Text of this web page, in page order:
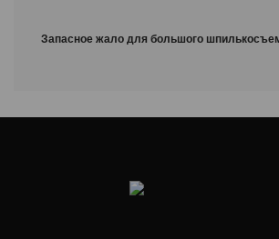
Запасное жало для большого